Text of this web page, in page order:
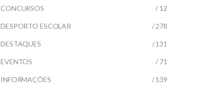
CONCURSOS / 12
DESPORTO ESCOLAR / 278
DESTAQUES / 131
EVENTOS / 71
INFORMAÇÕES / 139